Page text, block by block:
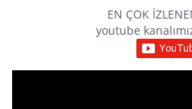
EN ÇOK
youtube